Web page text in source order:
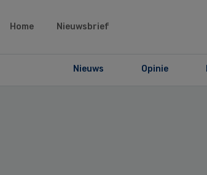
Home Nieuwsbrief
Nieuws Opinie